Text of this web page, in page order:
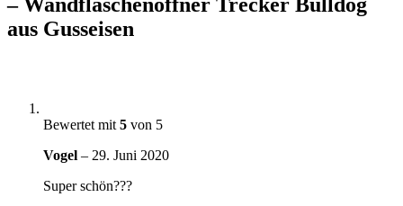
aus Gusseisen
Bewertet mit 5 von 5
Vogel – 29. Juni 2020
Super schön???